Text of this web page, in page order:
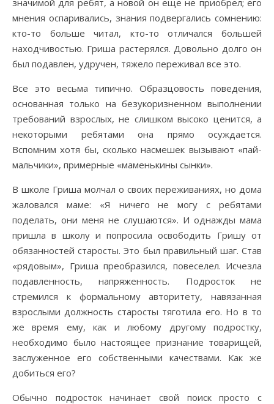
значимой для ребят, а новой он еще не приобрел; его
мнения оспаривались, знания подвергались сомнению:
кто-то больше читал, кто-то отличался большей
находчивостью. Гриша растерялся. Довольно долго он
был подавлен, удручен, тяжело переживал все это.
Все это весьма типично. Образцовость поведения,
основанная только на безукоризненном выполнении
требований взрослых, не слишком высоко ценится, а
некоторыми ребятами она прямо осуждается.
Вспомним хотя бы, сколько насмешек вызывают «пай-
мальчики», примерные «маменькины сынки».
В школе Гриша молчал о своих переживаниях, но дома
жаловался маме: «Я ничего не могу с ребятами
поделать, они меня не слушаются». И однажды мама
пришла в школу и попросила освободить Гришу от
обязанностей старосты. Это был правильный шаг. Став
«рядовым», Гриша преобразился, повеселел. Исчезла
подавленность, напряженность. Подросток не
стремился к формальному авторитету, навязанная
взрослыми должность старосты тяготила его. Но в то
же время ему, как и любому другому подростку,
необходимо было настоящее признание товарищей,
заслуженное его собственными качествами. Как же
добиться его?
Обычно подросток начинает свой поиск просто с